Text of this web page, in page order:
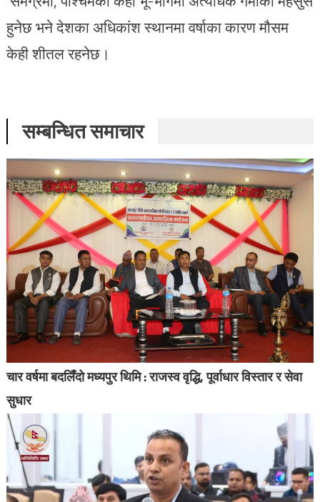
हुनेछ भने देशका अधिकांश स्थानमा वर्षाका कारण मौसम
केही शीतल रहनेछ।
सम्बन्धित समाचार
चार वर्षमा बदलिँदो मध्यपुर थिमि : राजस्व वृद्धि, पूर्वाधार विस्तार र सेवा
सुधार